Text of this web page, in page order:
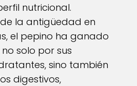
nutricional.
la antigüedad en
el pepino ha ganado
solo por sus
sino también
digestivos,